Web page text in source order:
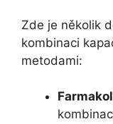
Zde je několik
kombinaci
metodami: